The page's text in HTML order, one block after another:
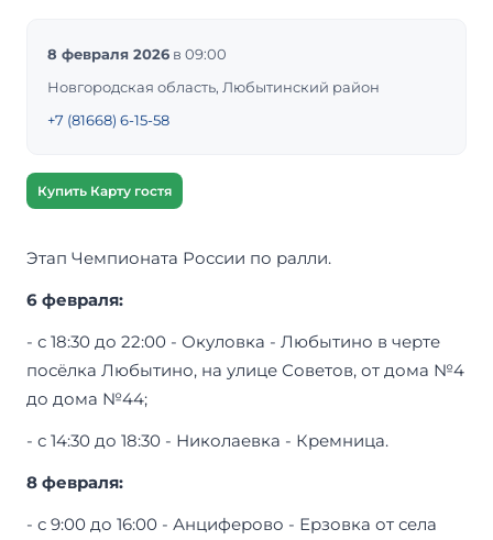
8 февраля 2026 в 09:00
Новгородская область, Любытинский район
+7 (81668) 6-15-58
Купить Карту гостя
Этап Чемпионата России по ралли.
6 февраля:
- с 18:30 до 22:00 - Окуловка - Любытино в черте
посёлка Любытино, на улице Советов, от дома №4
до дома №44;
- с 14:30 до 18:30 - Николаевка - Кремница.
8 февраля:
- с 9:00 до 16:00 - Анциферово - Ерзовка от села